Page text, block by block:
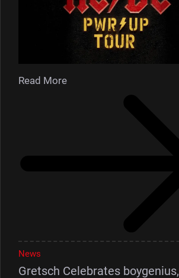
Read More
News
Gretsch Celebrates boygenius,